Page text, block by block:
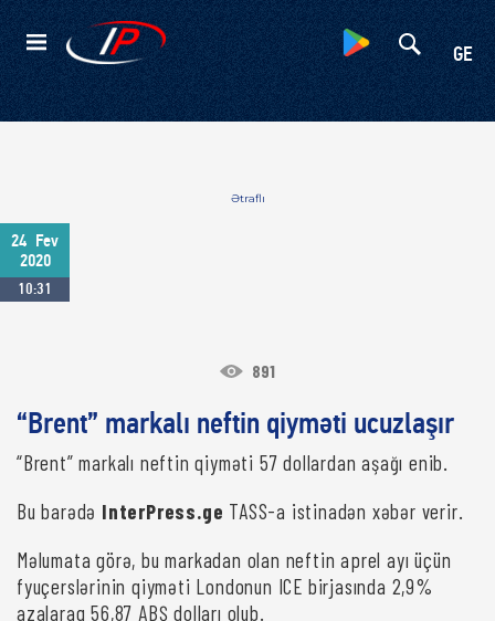
GE
Kateqoriyalar
Ətraflı
24
Fev
2020
10:31
891
“Brent” markalı neftin qiyməti ucuzlaşır
“Brent” markalı neftin qiyməti 57 dollardan aşağı enib.
Bu barədə InterPress.ge TASS-a istinadən xəbər verir.
Məlumata görə, bu markadan olan neftin aprel ayı üçün
fyuçerslərinin qiyməti Londonun ICE birjasında 2,9%
azalaraq 56,87 ABŞ dolları olub.